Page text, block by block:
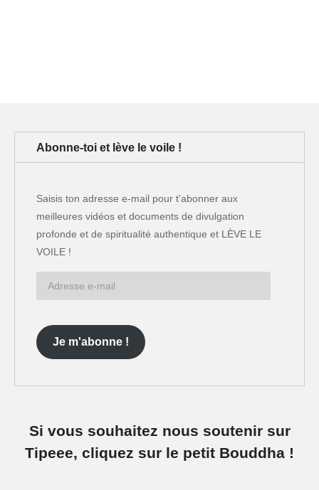
Abonne-toi et lève le voile !
Saisis ton adresse e-mail pour t'abonner aux
meilleures vidéos et documents de divulgation
profonde et de spiritualité authentique et LÈVE LE
VOILE !
Je m'abonne !
Si vous souhaitez nous soutenir sur
Tipeee, cliquez sur le petit Bouddha !